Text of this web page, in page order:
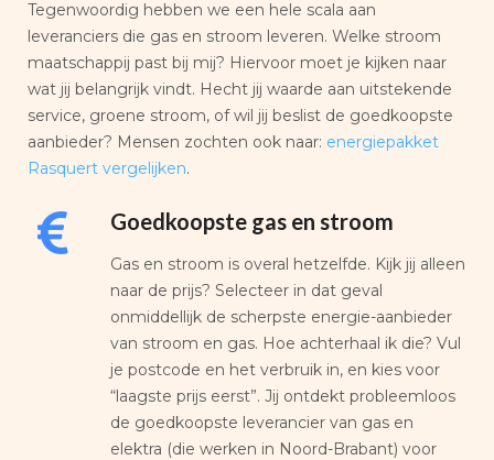
Tegenwoordig hebben we een hele scala aan
leveranciers die gas en stroom leveren. Welke stroom
maatschappij past bij mij? Hiervoor moet je kijken naar
wat jij belangrijk vindt. Hecht jij waarde aan uitstekende
service, groene stroom, of wil jij beslist de goedkoopste
aanbieder? Mensen zochten ook naar: energiepakket
Rasquert vergelijken.
Goedkoopste gas en stroom
Gas en stroom is overal hetzelfde. Kijk jij alleen
naar de prijs? Selecteer in dat geval
onmiddellijk de scherpste energie-aanbieder
van stroom en gas. Hoe achterhaal ik die? Vul
je postcode en het verbruik in, en kies voor
“laagste prijs eerst”. Jij ontdekt probleemloos
de goedkoopste leverancier van gas en
elektra (die werken in Noord-Brabant) voor